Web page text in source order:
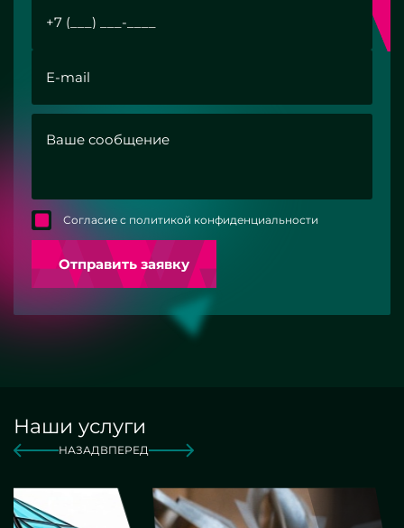
Согласие с политикой конфиденциальности
Отправить заявку
Наши услуги
НАЗАДВПЕРЕД